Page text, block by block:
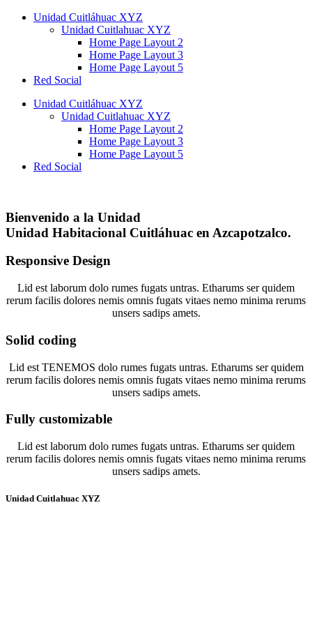
Unidad Cuitláhuac XYZ
Unidad Cuitlahuac XYZ
Home Page Layout 2
Home Page Layout 3
Home Page Layout 5
Red Social
Unidad Cuitláhuac XYZ
Unidad Cuitlahuac XYZ
Home Page Layout 2
Home Page Layout 3
Home Page Layout 5
Red Social
Bienvenido a la Unidad
Unidad Habitacional Cuitláhuac en Azcapotzalco.
Responsive Design
Lid est laborum dolo rumes fugats untras. Etharums ser quidem
rerum facilis dolores nemis omnis fugats vitaes nemo minima rerums
unsers sadips amets.
Solid coding
Lid est TENEMOS dolo rumes fugats untras. Etharums ser quidem
rerum facilis dolores nemis omnis fugats vitaes nemo minima rerums
unsers sadips amets.
Fully customizable
Lid est laborum dolo rumes fugats untras. Etharums ser quidem
rerum facilis dolores nemis omnis fugats vitaes nemo minima rerums
unsers sadips amets.
Unidad Cuitlahuac XYZ